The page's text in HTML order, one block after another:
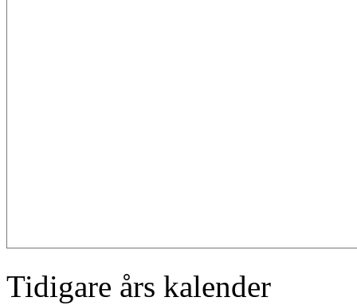
Tidigare års kalender